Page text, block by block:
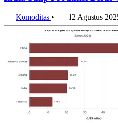
Komoditas • 12 Agustus